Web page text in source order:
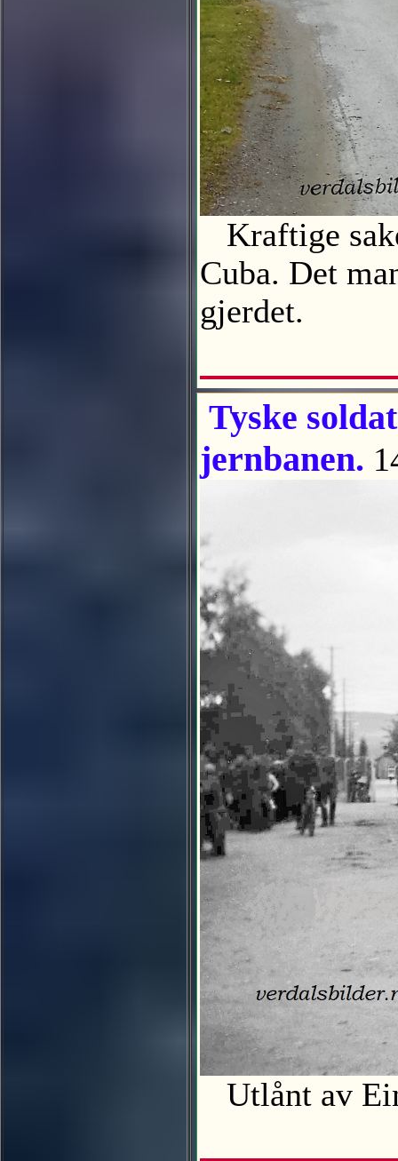
Kraftige
Cuba. Det
gjerdet.
Tyske
jernbanen.
Utlånt av